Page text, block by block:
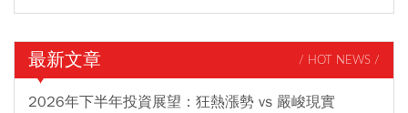
最新文章 / HOT NEWS /
2026年下半年投資展望：狂熱漲勢 vs 嚴峻現實